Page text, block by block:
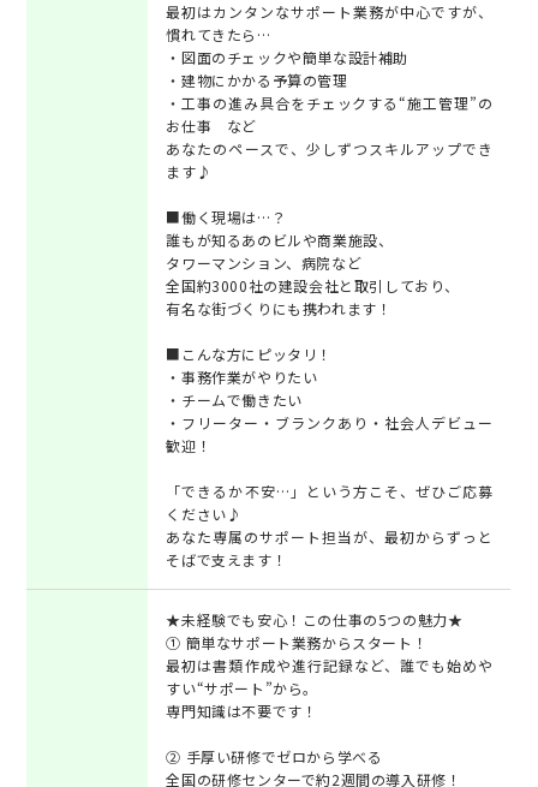
最初はカンタンなサポート業務が中心ですが、
慣れてきたら…
・図面のチェックや簡単な設計補助
・建物にかかる予算の管理
・工事の進み具合をチェックする“施工管理”の
お仕事 など
あなたのペースで、少しずつスキルアップでき
ます♪
■働く現場は…？
誰もが知るあのビルや商業施設、
タワーマンション、病院など
全国約3000社の建設会社と取引しており、
有名な街づくりにも携われます！
■こんな方にピッタリ！
・事務作業がやりたい
・チームで働きたい
・フリーター・ブランクあり・社会人デビュー
歓迎！
「できるか不安…」という方こそ、ぜひご応募
ください♪
あなた専属のサポート担当が、最初からずっと
そばで支えます！
★未経験でも安心！この仕事の5つの魅力★
① 簡単なサポート業務からスタート！
最初は書類作成や進行記録など、誰でも始めや
すい“サポート”から。
専門知識は不要です！
② 手厚い研修でゼロから学べる
全国の研修センターで約2週間の導入研修！